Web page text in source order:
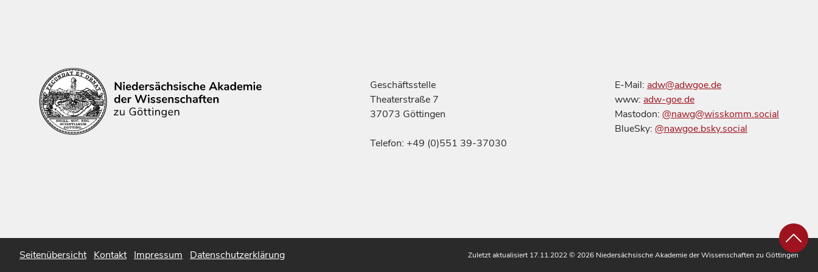
Geschäftsstelle
Theaterstraße 7
37073 Göttingen
Telefon: +49 (0)551 39-37030
E-Mail: adw@adwgoe.de
www: adw-goe.de
Mastodon: @nawg@wisskomm.social
BlueSky: @nawgoe.bsky.social
Seitenübersicht Kontakt Impressum Datenschutzerklärung Zuletzt aktualisiert 17.11.2022© 2026 Niedersächsische Akademie der Wissenschaften zu Göttingen